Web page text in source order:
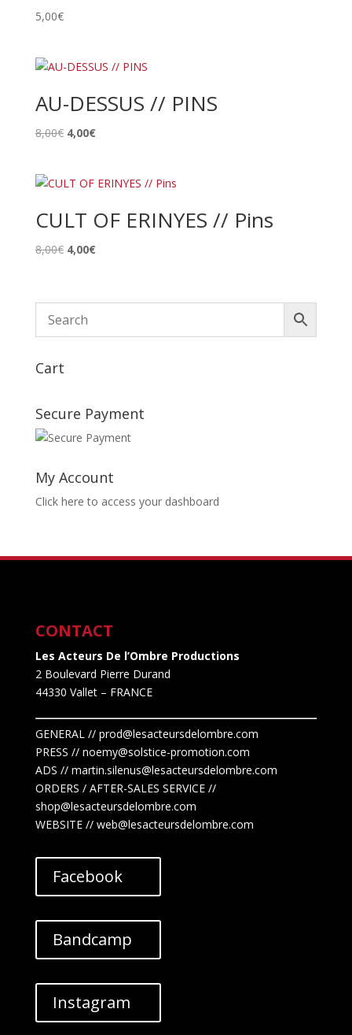
5,00€
AU-DESSUS // PINS
8,00€ Le
était :
4,00€Le
est :
CULT OF ERINYES // Pins
8,00€ Le
était :
8,00€.
4,00€Le
est :
Cart
Secure Payment
My Account
Click here to access your dashboard
CONTACT
Les Acteurs De l’Ombre Productions
2 Boulevard Pierre Durand
44330 Vallet– FRANCE
GENERAL // prod@lesacteursdelombre.com
PRESS // noemy@solstice-promotion.com
ADS // martin.silenus@lesacteursdelombre.com
ORDERS / AFTER-SALES SERVICE //
shop@lesacteursdelombre.com
WEBSITE // web@lesacteursdelombre.com
Facebook
Bandcamp
Instagram